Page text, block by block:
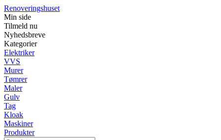
Renoveringshuset
Min side
Tilmeld nu
Nyhedsbreve
Kategorier
Elektriker
VVS
Murer
Tømrer
Maler
Gulv
Tag
Kloak
Maskiner
Produkter